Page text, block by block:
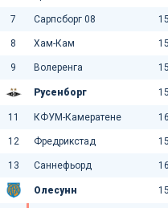
7 Сарпсборг 08 15
8 Хам-Кам 15
9 Волеренга 15
Русенборг 15
11 КФУМ-Камератене 16
12 Фредрикстад 15
13 Саннефьорд 16
Олесунн 15